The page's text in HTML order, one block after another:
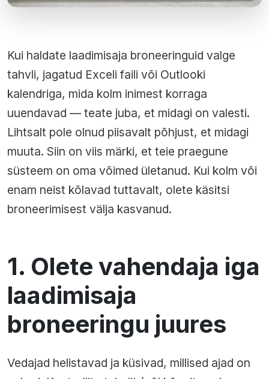
Kui haldate laadimisaja broneeringuid valge
tahvli, jagatud Exceli faili või Outlooki
kalendriga, mida kolm inimest korraga
uuendavad — teate juba, et midagi on valesti.
Lihtsalt pole olnud piisavalt põhjust, et midagi
muuta. Siin on viis märki, et teie praegune
süsteem on oma võimed ületanud. Kui kolm või
enam neist kõlavad tuttavalt, olete käsitsi
broneerimisest välja kasvanud.
1. Olete vahendaja iga
laadimisaja
broneeringu juures
Vedajad helistavad ja küsivad, millised ajad on